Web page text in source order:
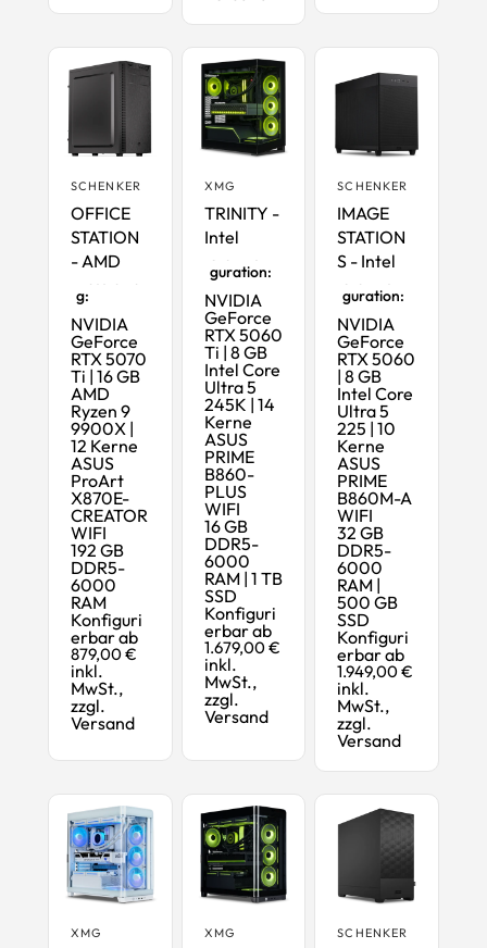
SCHENKER
OFFICE
STATION
- AMD
Maximale
g:
NVIDIA
GeForce
RTX 5070
Ti | 16 GB
AMD
Ryzen 9
9900X |
12 Kerne
ASUS
ProArt
X870E-
CREATOR
WIFI
192 GB
DDR5-
6000
RAM
Konfiguri
erbar ab
879,00 €
inkl.
MwSt.,
zzgl.
Versand
XMG
TRINITY -
Intel
guration:
NVIDIA
GeForce
RTX 5060
Ti | 8 GB
Intel Core
Ultra 5
245K | 14
Kerne
ASUS
PRIME
B860-
PLUS
WIFI
16 GB
DDR5-
6000
RAM | 1 TB
SSD
Konfiguri
erbar ab
1.679,00 €
inkl.
MwSt.,
zzgl.
Versand
SCHENKER
IMAGE
STATION
S - Intel
guration:
NVIDIA
GeForce
RTX 5060
| 8 GB
Intel Core
Ultra 5
225 | 10
Kerne
ASUS
PRIME
B860M-A
WIFI
32 GB
DDR5-
6000
RAM |
500 GB
SSD
Konfiguri
erbar ab
1.949,00 €
inkl.
MwSt.,
zzgl.
Versand
XMG XMG SCHENKER